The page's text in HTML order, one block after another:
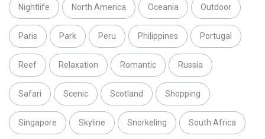
Nightlife North America Oceania Outdoor
Paris Park Peru Philippines Portugal
Reef Relaxation Romantic Russia
Safari Scenic Scotland Shopping
Singapore Skyline Snorkeling South Africa